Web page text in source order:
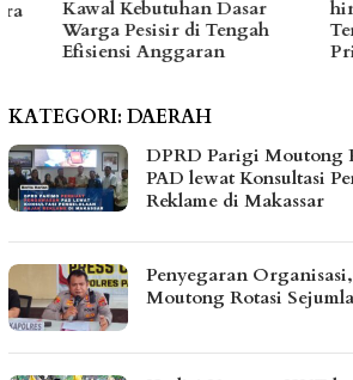
Kawal Kebutuhan Dasar
Warga Pesisir di Tengah
Efisiensi Anggaran
hingga
Pribadi
KATEGORI: DAERAH
DPRD Parigi Moutong
PAD lewat Konsultasi
Reklame di Makassar
Penyegaran
Moutong Rotasi